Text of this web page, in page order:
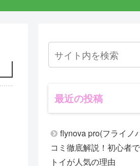
最近の投稿
flynova pro(フライノ
コミ徹底解説！初心者
トイが人気の理由